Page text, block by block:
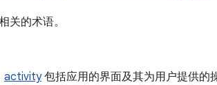
关的术语。
activity包括应用的界面及其为用户提供的